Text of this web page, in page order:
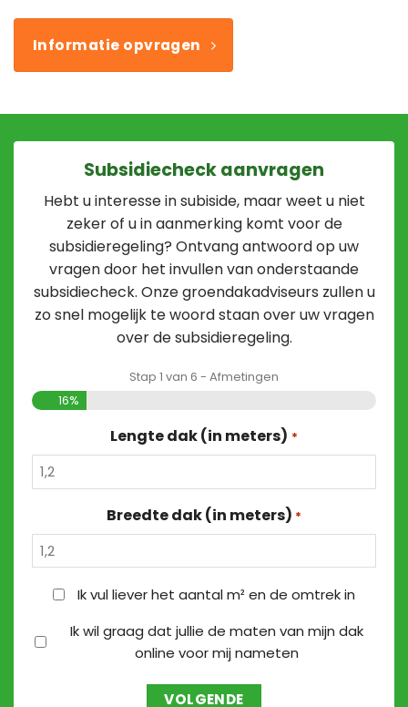
Informatie opvragen
Subsidiecheck aanvragen
Hebt u interesse in subiside, maar weet u niet
zeker of u in aanmerking komt voor de
subsidieregeling? Ontvang antwoord op uw
vragen door het invullen van onderstaande
subsidiecheck. Onze groendakadviseurs zullen u
zo snel mogelijk te woord staan over uw vragen
over de subsidieregeling.
Stap 1 van 6 - Afmetingen
16%
Lengte dak (in meters) *
Breedte dak (in meters) *
OPPERVLAKTE
OMTREK
Ik vul liever het aantal m² en de omtrek in
MATEN
NAMETEN
Ik wil graag dat jullie de maten van mijn dak
online voor mij nameten